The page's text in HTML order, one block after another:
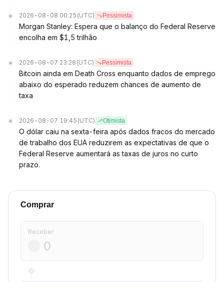
2026-08-08 00:25 (UTC) Pessimista
Morgan Stanley: Espera que o balanço do Federal Reserve
encolha em $1,5 trilhão
2026-08-07 23:28 (UTC) Pessimista
Bitcoin ainda em Death Cross enquanto dados de emprego
abaixo do esperado reduzem chances de aumento de
taxa
2026-08-07 19:45 (UTC) Otimista
O dólar caiu na sexta-feira após dados fracos do mercado
de trabalho dos EUA reduzirem as expectativas de que o
Federal Reserve aumentará as taxas de juros no curto
prazo.
Comprar
Receber